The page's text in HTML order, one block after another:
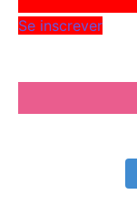
Se inscrever